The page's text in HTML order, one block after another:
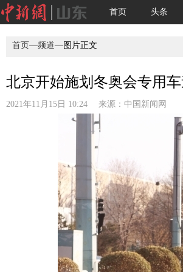
首页 头条
首页—频道—图片正文
北京开始施划冬奥会专用
2021年11月15日 10:24 来源： 中国新闻网